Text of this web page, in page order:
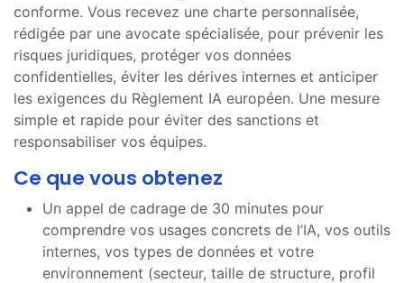
conforme. Vous recevez une charte personnalisée,
rédigée par une avocate spécialisée, pour prévenir les
risques juridiques, protéger vos données
confidentielles, éviter les dérives internes et anticiper
les exigences du Règlement IA européen. Une mesure
simple et rapide pour éviter des sanctions et
responsabiliser vos équipes.
Ce que vous obtenez
Un appel de cadrage de 30 minutes pour
comprendre vos usages concrets de l’IA, vos outils
internes, vos types de données et votre
environnement (secteur, taille de structure, profil